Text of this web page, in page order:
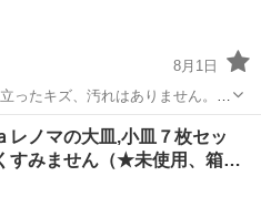
8月1日
ったキズ、汚れはありません。
駐車場です。
ノマの大皿,小皿７枚セッ
すみません（★未使用、箱…